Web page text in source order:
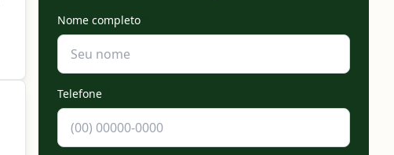
Nome completo
Telefone